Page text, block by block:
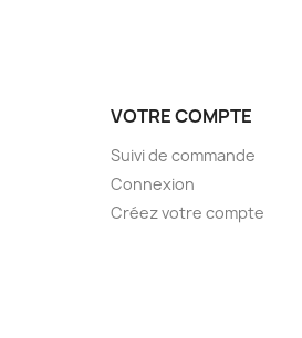
VOTRE COMPTE
Suivi de commande
Connexion
Créez votre compte